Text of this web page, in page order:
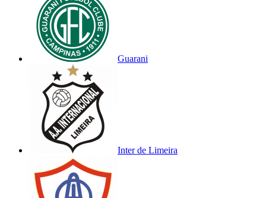
Guarani
Inter de Limeira